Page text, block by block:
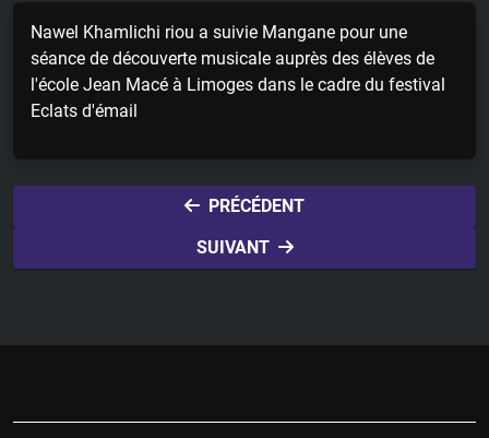
n
g
Nawel Khamlichi riou a suivie Mangane pour une
séance de découverte musicale auprès des élèves de
l'école Jean Macé à Limoges dans le cadre du festival
Eclats d'émail
PRÉCÉDENT
SUIVANT